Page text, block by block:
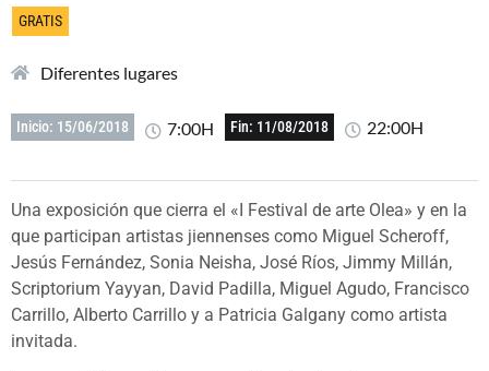
GRATIS
Diferentes lugares
Inicio: 15/06/2018 7:00H Fin: 11/08/2018 22:00H
Una exposición que cierra el «I Festival de arte Olea» y en la
que participan artistas jiennenses como Miguel Scheroff,
Jesús Fernández, Sonia Neisha, José Ríos, Jimmy Millán,
Scriptorium Yayyan, David Padilla, Miguel Agudo, Francisco
Carrillo, Alberto Carrillo y a Patricia Galgany como artista
invitada.